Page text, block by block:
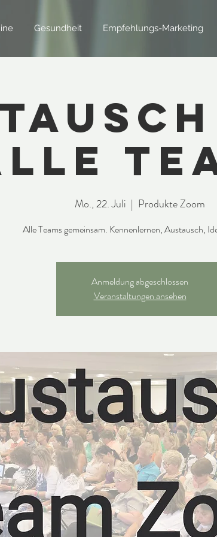
Gesundheit Empfehlungs-Marketing
Mo., 22. Juli
  |
Produkte Zoom
Alle Teams gemeinsam. Kennenlernen, Austausch,
Anmeldung abgeschlossen
Veranstaltungen ansehen